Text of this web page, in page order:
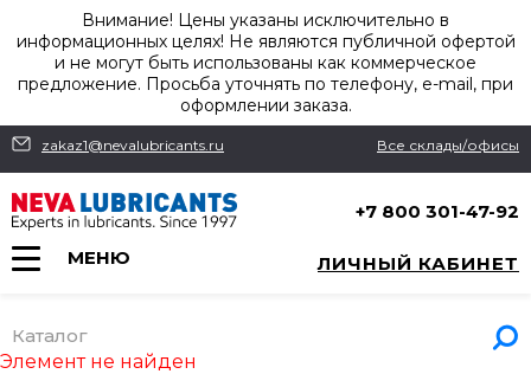
Внимание! Цены указаны исключительно в
информационных целях! Не являются публичной офертой
и не могут быть использованы как коммерческое
предложение. Просьба уточнять по телефону, e-mail, при
оформлении заказа.
zakaz1@nevalubricants.ru Все склады/офисы
+7 800 301-47-92
МЕНЮ ЛИЧНЫЙ КАБИНЕТ
Каталог
Элемент не найден